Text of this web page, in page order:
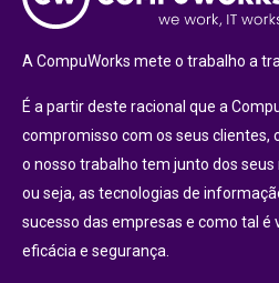
A CompuWorks mete o trabalho a
É a partir deste racional que a
compromisso com os seus clientes,
o nosso trabalho tem junto dos
ou seja, as tecnologias de
sucesso das empresas e como tal
eficácia e segurança.